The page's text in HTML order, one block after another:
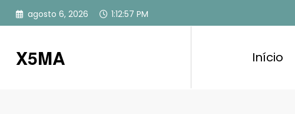
Pular
para
conteúdo
agosto 6, 2026 1:12:58 PM
X5MA Início